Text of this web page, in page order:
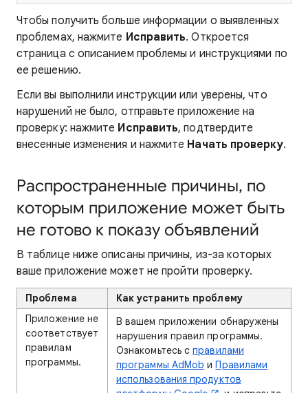
Чтобы получить больше информации о выявленных
проблемах, нажмите Исправить. Откроется
страница с описанием проблемы и инструкциями по
ее решению.
Если вы выполнили инструкции или уверены, что
нарушений не было, отправьте приложение на
проверку: нажмите Исправить, подтвердите
внесенные изменения и нажмите Начать проверку.
Распространенные причины, по
которым приложение может быть
не готово к показу объявлений
В таблице ниже описаны причины, из-за которых
ваше приложение может не пройти проверку.
Проблема
Как устранить проблему
Приложение не
соответствует
правилам
программы.
В вашем приложении обнаружены
нарушения правил программы.
Ознакомьтесь справилами
программы AdMob иПравилами
использования продуктов